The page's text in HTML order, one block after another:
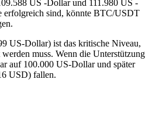
US -Dollar und 111.980 US -
erfolgreich sind, könnte BTC/USDT
US-Dollar) ist das kritische Niveau,
muss. Wenn die Unterstützung
auf 100.000 US-Dollar und später
USD) fallen.